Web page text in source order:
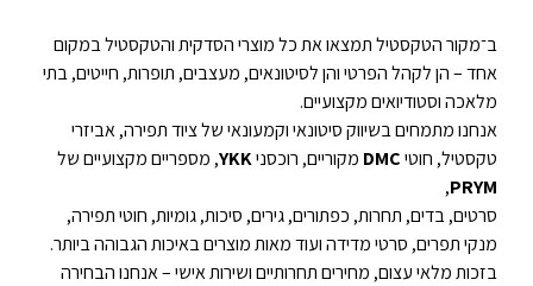
ב־מקור הטקסטיל תמצאו את כל מוצרי הסדקית והטקסטיל במקום
אחד – הן לקהל הפרטי והן לסיטונאים, מעצבים, תופרות, חייטים, בתי
מלאכה וסטודיואים מקצועיים.
אנחנו מתמחים בשיווק סיטונאי וקמעונאי של ציוד תפירה, אביזרי
טקסטיל, חוטיDMC מקוריים, רוכסניYKK, מספריים מקצועיים של
PRYM
,
סרטים, בדים, תחרות, כפתורים, גירים, סיכות, גומיות, חוטי תפירה,
מנקי תפרים, סרטי מדידה ועוד מאות מוצרים באיכות הגבוהה ביותר.
בזכות מלאי עצום, מחירים תחרותיים ושירות אישי – אנחנו הבחירה